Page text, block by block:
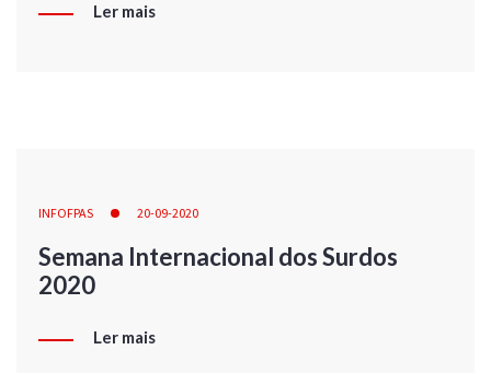
Ler mais
INFOFPAS 20-09-2020
Semana Internacional dos Surdos
2020
Ler mais